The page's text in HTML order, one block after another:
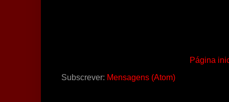
Página
Subscrever: Mensagens (Atom)